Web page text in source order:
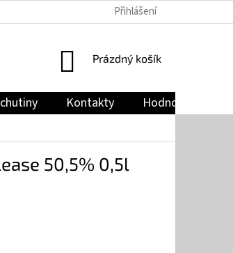
JAK NAKUPOVAT
Přihlášení
NÁKUPNÍ
Prázdný košík
Kontakty Hodnocení
50,5% 0,5l